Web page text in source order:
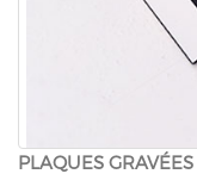
PLAQUES